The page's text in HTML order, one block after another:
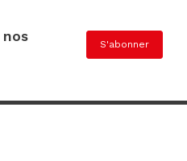
nos
S'abonner